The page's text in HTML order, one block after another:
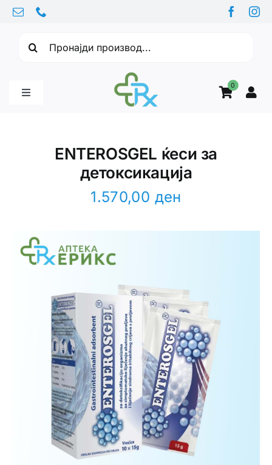
Skip
content
0
Toggle
Здравствени проблеми
Интимно здравје
Лична хигиена
Медицински апрати
Нега на кожа
ENTEROSGEL ќеси за
детоксикација
1.570,00 ден